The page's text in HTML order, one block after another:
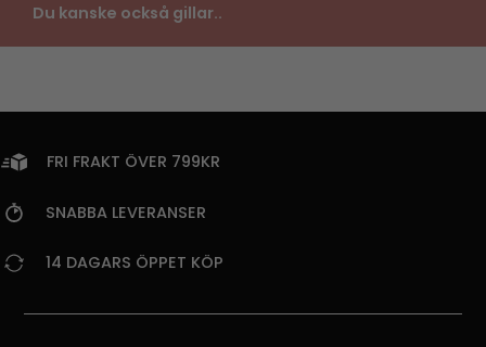
Du kanske också gillar..
FRI FRAKT ÖVER 799KR
SNABBA LEVERANSER
14 DAGARS ÖPPET KÖP